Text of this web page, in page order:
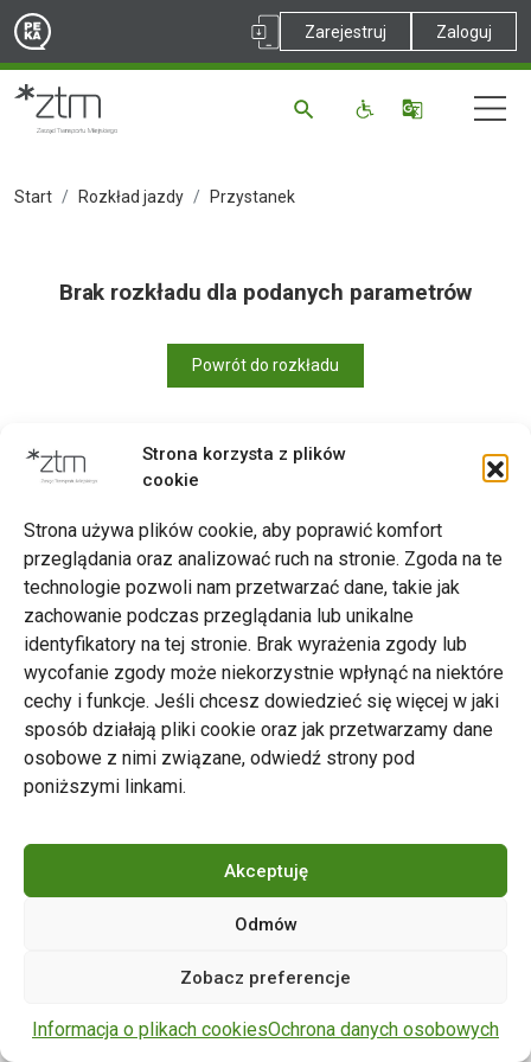
Strona korzysta z plików
cookie
Strona używa plików cookie, aby poprawić komfort
przeglądania oraz analizować ruch na stronie. Zgoda na te
technologie pozwoli nam przetwarzać dane, takie jak
zachowanie podczas przeglądania lub unikalne
identyfikatory na tej stronie. Brak wyrażenia zgody lub
wycofanie zgody może niekorzystnie wpłynąć na niektóre
cechy i funkcje. Jeśli chcesz dowiedzieć się więcej w jaki
sposób działają pliki cookie oraz jak przetwarzamy dane
osobowe z nimi związane, odwiedź strony pod
poniższymi linkami.
Akceptuję
Odmów
Zobacz preferencje
Informacja o plikach cookiesOchrona danych osobowych
Zarejestruj Zaloguj
Start Rozkład jazdy Przystanek
Brak rozkładu dla podanych parametrów
Powrót do rozkładu
Zarząd Transportu Miejskiego w Poznaniu
Napisz do nas
tel. 61 646 33 44
ul. Matejki 59, 60-770 Poznań
zastrzeżone.